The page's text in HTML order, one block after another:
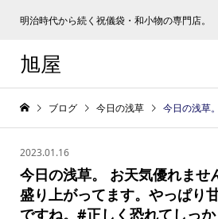
明治時代から続く祝儀袋・和小物の専門店。
旭屋
ブログ 今日の浅草 今日の浅草。 お天気優れませんが、裏通りまで盛り上がってます
2023.01.16
今日の浅草。 お天気優れませ
盛り上がってます。やっぱり
ですね。#正しく恐れてしっ